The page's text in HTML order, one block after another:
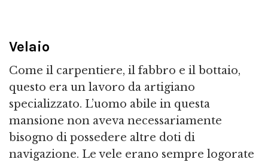
Velaio
Come il carpentiere, il fabbro e il bottaio,
questo era un lavoro da artigiano
specializzato. L’uomo abile in questa
mansione non aveva necessariamente
bisogno di possedere altre doti di
navigazione. Le vele erano sempre logorate